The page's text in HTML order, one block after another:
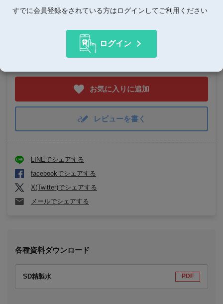
お気に入りに追加
レビューを書く
LINEでシェアする
facebookでシェアする
X(Twitter)でシェアする
メールでシェアする
各種資料ダウンロード
SD精製水 PDF
すでに会員登録をされている方はログインしてご利用ください
ログイン